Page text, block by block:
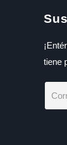
tiene